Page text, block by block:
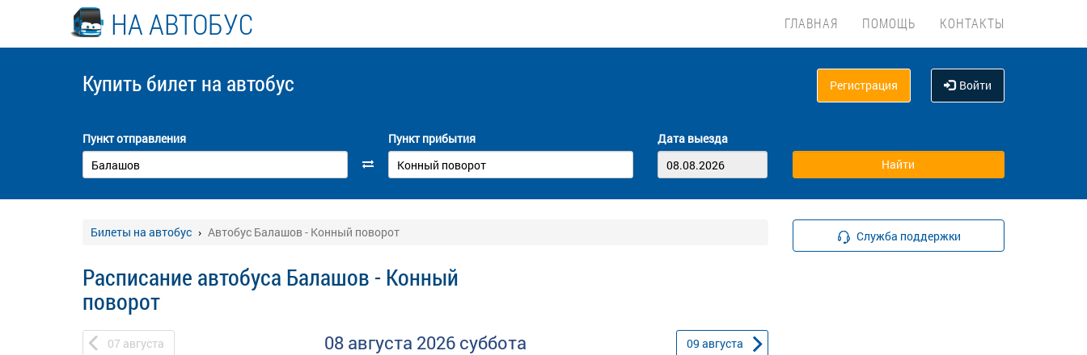
НА АВТОБУС ГЛАВНАЯ ПОМОЩЬ КОНТАКТЫ
Купить билет на автобус Регистрация Войти
Пункт отправления Пункт прибытия Дата выезда
Билеты на автобус Автобус Балашов - Конный поворот
Расписание автобуса Балашов - Конный
поворот
07 августа 08 августа 2026 суббота 09 августа
Служба поддержки